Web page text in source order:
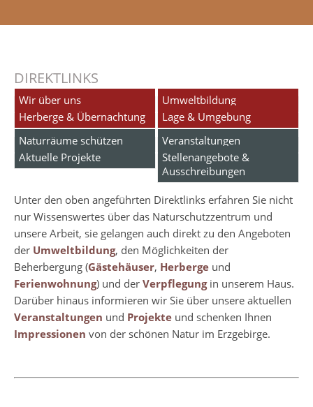
DIREKTLINKS
Wir über uns
Umweltbildung
Herberge & Übernachtung
Lage & Umgebung
Naturräume schützen
Veranstaltungen
Aktuelle Projekte
Stellenangebote &
Ausschreibungen
Unter den oben angeführten Direktlinks erfahren Sie nicht
nur Wissenswertes über das Naturschutzzentrum und
unsere Arbeit, sie gelangen auch direkt zu den Angeboten
der Umweltbildung, den Möglichkeiten der
Beherbergung (Gästehäuser, Herberge und
Ferienwohnung) und der Verpflegungin unserem Haus.
Darüber hinaus informieren wir Sie über unsere aktuellen
Veranstaltungen und Projekte und schenken Ihnen
Impressionen von der schönen Natur im Erzgebirge.